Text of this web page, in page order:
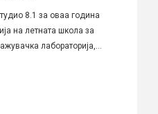
8.1 за оваа година
на летната школа за
лабораторија,...